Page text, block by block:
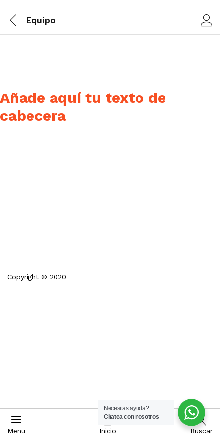
Equipo
Añade aquí tu texto de
cabecera
Copyright © 2020
Necesitas ayuda?
Chatea con nosotros
Menu Inicio Buscar